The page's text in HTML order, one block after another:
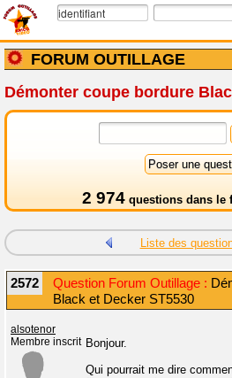
FORUM OUTILLAGE
Démonter coupe bordure
2 974 questions dans le
Liste des
2572 Question Forum Outillage :
Black et Decker ST5530
alsotenor
Membre inscrit Bonjour.
Qui pourrait me dire